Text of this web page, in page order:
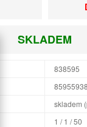
SKLADEM
838595
skladem
1 / 1 / 50